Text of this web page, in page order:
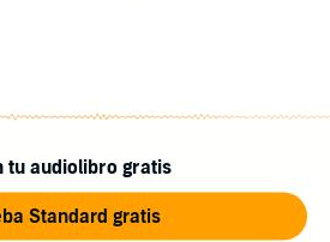
tu audiolibro gratis
Standard gratis